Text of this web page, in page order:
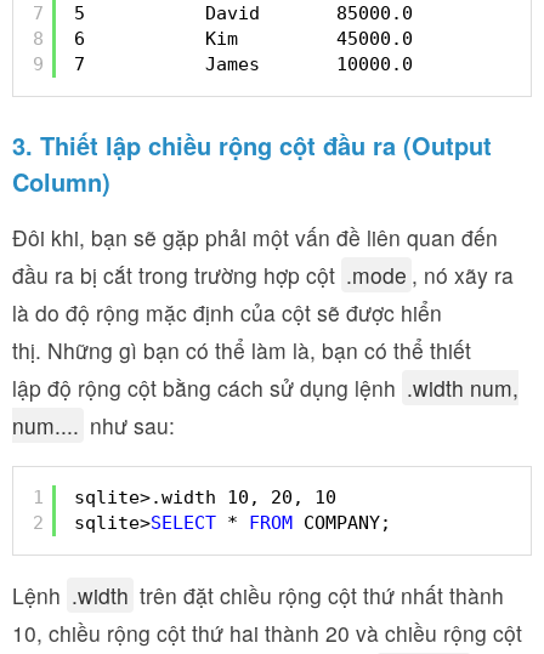
7
8
9
5           David       85000.0
6           Kim         45000.0
7           James       10000.0
3. Thiết lập chiều rộng cột đầu ra (Output
Column)
Đôi khi, bạn sẽ gặp phải một vấn đề liên quan đến
đầu ra bị cắt trong trường hợp cột .mode , nó xãy ra
là do độ rộng mặc định của cột sẽ được hiển
thị. Những gì bạn có thể làm là, bạn có thể thiết
lập độ rộng cột bằng cách sử dụng lệnh .width num,
num.... như sau:
1
2
sqlite>.width 10, 20, 10
sqlite>SELECT * FROM COMPANY;
Lệnh .width trên đặt chiều rộng cột thứ nhất thành
10, chiều rộng cột thứ hai thành 20 và chiều rộng cột